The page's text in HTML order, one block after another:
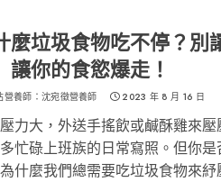
麼垃圾食物吃不停？別
讓你的食慾爆走！
營養師：沈宛徵營養師 2023 年 8 月 16 日
力大，外送手搖飲或鹹酥雞來壓
忙碌上班族的日常寫照。但你是
什麼我們總需要吃垃圾食物來紓